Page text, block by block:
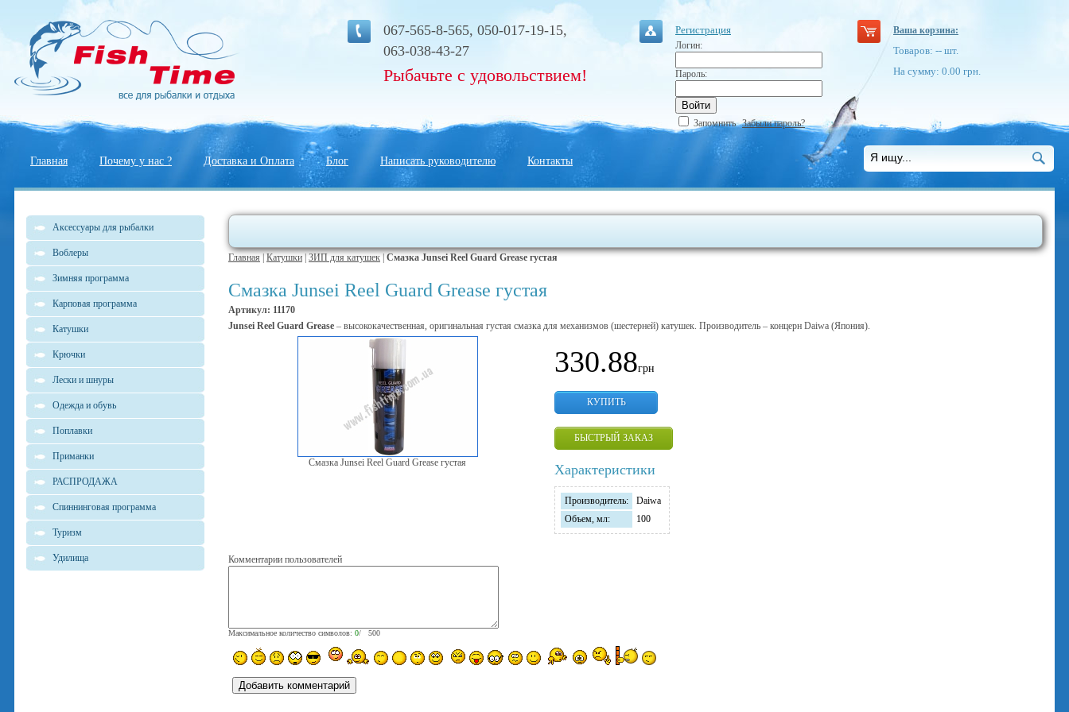
067-565-8-565, 050-017-19-15,
063-038-43-27
Рыбачьте с удовольствием!
Регистрация
Логин:
Пароль:
Запомнить Забыли пароль?
Ваша корзина:
Товаров: -- шт.
На сумму: 0.00 грн.
Главная Почему у нас ? Доставка и Оплата Блог Написать руководителю Контакты
Аксессуары для рыбалки
Воблеры
Зимняя программа
Карповая программа
Катушки
Крючки
Лески и шнуры
Одежда и обувь
Поплавки
Приманки
РАСПРОДАЖА
Спиннинговая программа
Туризм
Удилища
Главная Катушки ЗИП для катушек Смазка Junsei Reel Guard Grease густая
Смазка Junsei Reel Guard Grease густая
Артикул: 11170
Junsei Reel Guard Grease – высококачественная, оригинальная густая смазка для механизмов (шестерней) катушек. Производитель – концерн Daiwa (Япония).
Смазка Junsei Reel Guard Grease густая
330.88грн
КУПИТЬ
БЫСТРЫЙ ЗАКАЗ
Характеристики
Производитель:
Daiwa
Объем, мл:
100
Комментарии пользователей
Максимальное количество символов: 0/ 500